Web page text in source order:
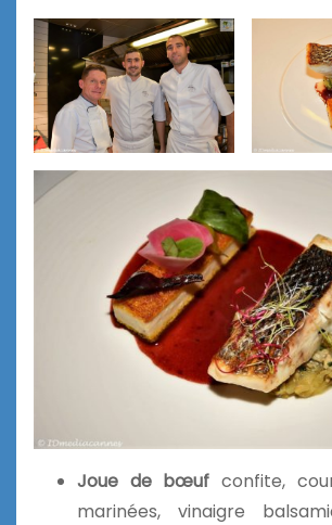
Joue de bœuf confite,
marinées, vinaigre